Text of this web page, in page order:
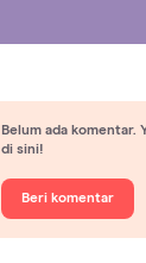
Belum ada komentar.
di sini!
Beri komentar